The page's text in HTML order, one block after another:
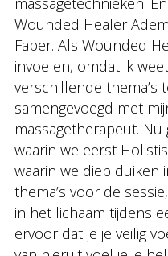
Wounded Healer
Faber. Als Wounded
invoelen, omdat ik
verschillende thema’s
samengevoegd met
massagetherapeut.
waarin we eerst
waarin we diep duiken
thema’s voor de
in het lichaam tijdens
ervoor dat je je veilig